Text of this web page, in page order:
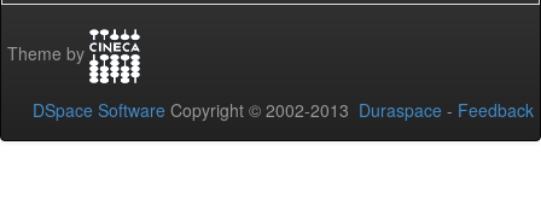
Theme by
DSpace Software Copyright © 2002-2013 Duraspace - Feedback